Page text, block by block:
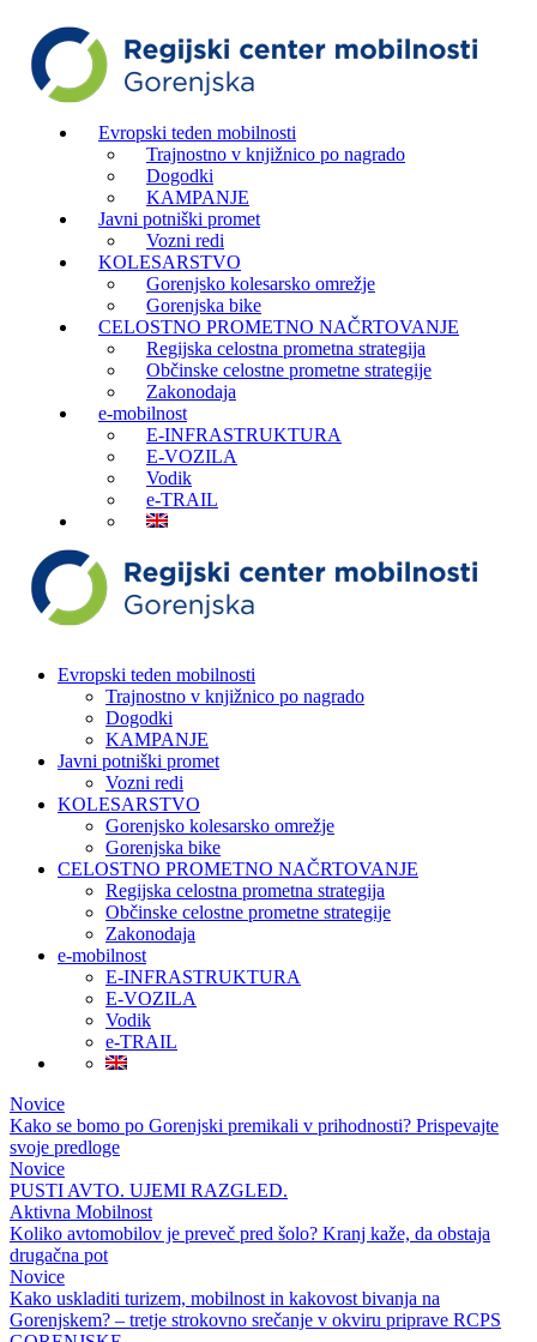
Evropski teden mobilnosti
Trajnostno v knjižnico po nagrado
Dogodki
KAMPANJE
Javni potniški promet
Vozni redi
KOLESARSTVO
Gorenjsko kolesarsko omrežje
Gorenjska bike
CELOSTNO PROMETNO NAČRTOVANJE
Regijska celostna prometna strategija
Občinske celostne prometne strategije
Zakonodaja
e-mobilnost
E-INFRASTRUKTURA
E-VOZILA
Vodik
e-TRAIL
Evropski teden mobilnosti
Trajnostno v knjižnico po nagrado
Dogodki
KAMPANJE
Javni potniški promet
Vozni redi
KOLESARSTVO
Gorenjsko kolesarsko omrežje
Gorenjska bike
CELOSTNO PROMETNO NAČRTOVANJE
Regijska celostna prometna strategija
Občinske celostne prometne strategije
Zakonodaja
e-mobilnost
E-INFRASTRUKTURA
E-VOZILA
Vodik
e-TRAIL
Novice
Kako se bomo po Gorenjski premikali v prihodnosti? Prispevajte
svoje predloge
Novice
PUSTI AVTO. UJEMI RAZGLED.
Aktivna Mobilnost
Koliko avtomobilov je preveč pred šolo? Kranj kaže, da obstaja
drugačna pot
Novice
Kako uskladiti turizem, mobilnost in kakovost bivanja na
Gorenjskem? – tretje strokovno srečanje v okviru priprave RCPS